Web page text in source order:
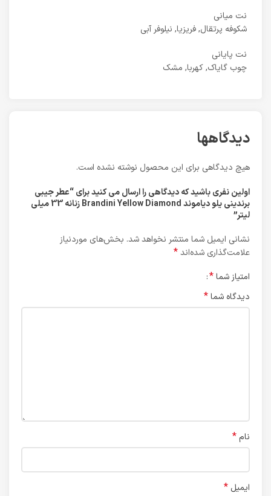
نت میانی
شکوفه پرتقال, فریزیا, نیلوفر آبی
نت پایانی
چوب گایاک, کهربا, مشک
دیدگاهها
هیچ دیدگاهی برای این محصول نوشته نشده است.
اولین نفری باشید که دیدگاهی را ارسال می کنید برای “عطر جیبی
برندینی یلو دیاموند Brandini Yellow Diamond زنانه 33 میلی
لیتر”
نشانی ایمیل شما منتشر نخواهد شد. بخش‌های موردنیاز
علامت‌گذاری شده‌اند*
امتیاز شما*
دیدگاه شما*
نام *
ایمیل *